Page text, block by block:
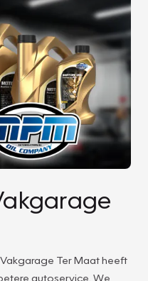
Ter Maat heeft
autoservice. We